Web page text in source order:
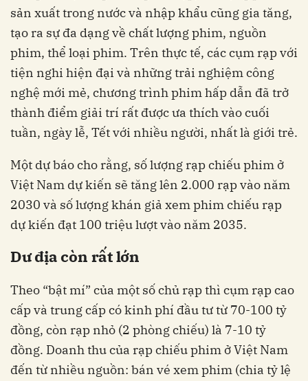
sản xuất trong nước và nhập khẩu cũng gia tăng,
tạo ra sự đa dạng về chất lượng phim, nguồn
phim, thể loại phim. Trên thực tế, các cụm rạp với
tiện nghi hiện đại và những trải nghiệm công
nghệ mới mẻ, chương trình phim hấp dẫn đã trở
thành điểm giải trí rất được ưa thích vào cuối
tuần, ngày lễ, Tết với nhiều người, nhất là giới trẻ.
Một dự báo cho rằng, số lượng rạp chiếu phim ở
Việt Nam dự kiến sẽ tăng lên 2.000 rạp vào năm
2030 và số lượng khán giả xem phim chiếu rạp
dự kiến đạt 100 triệu lượt vào năm 2035.
Dư địa còn rất lớn
Theo “bật mí” của một số chủ rạp thì cụm rạp cao
cấp và trung cấp có kinh phí đầu tư từ 70-100 tỷ
đồng, còn rạp nhỏ (2 phòng chiếu) là 7-10 tỷ
đồng. Doanh thu của rạp chiếu phim ở Việt Nam
đến từ nhiều nguồn: bán vé xem phim (chia tỷ lệ